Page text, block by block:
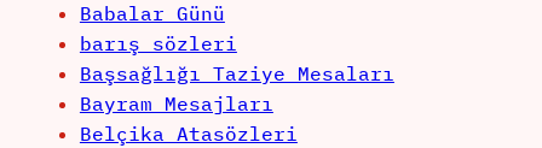
Babalar Günü
barış sözleri
Başsağlığı Taziye Mesaları
Bayram Mesajları
Belçika Atasözleri